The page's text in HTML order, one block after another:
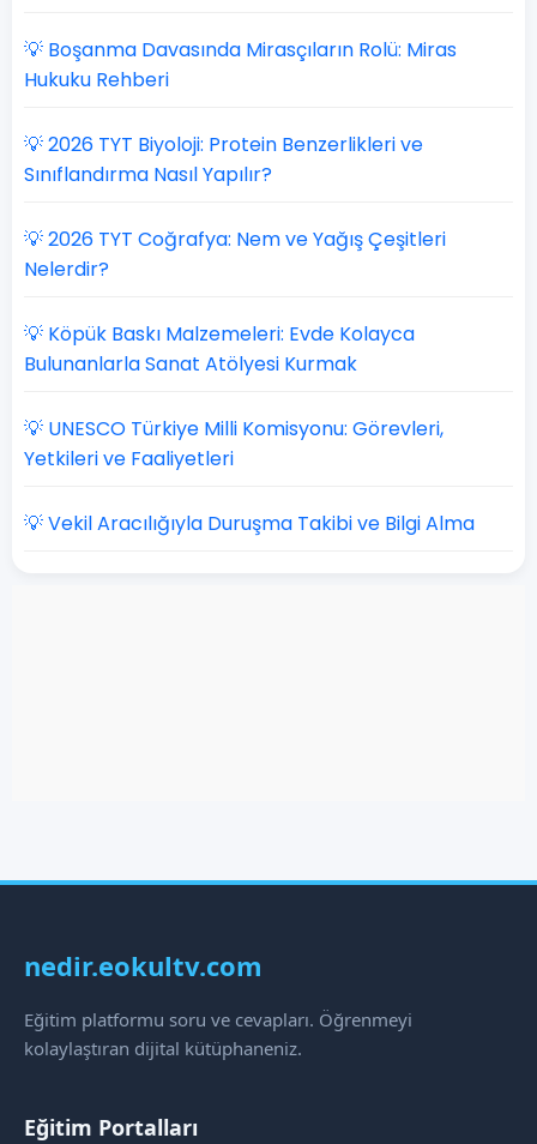
💡 Boşanma Davasında Mirasçıların Rolü: Miras
Hukuku Rehberi
💡 2026 TYT Biyoloji: Protein Benzerlikleri ve
Sınıflandırma Nasıl Yapılır?
💡 2026 TYT Coğrafya: Nem ve Yağış Çeşitleri
Nelerdir?
💡 Köpük Baskı Malzemeleri: Evde Kolayca
Bulunanlarla Sanat Atölyesi Kurmak
💡 UNESCO Türkiye Milli Komisyonu: Görevleri,
Yetkileri ve Faaliyetleri
💡 Vekil Aracılığıyla Duruşma Takibi ve Bilgi Alma
nedir.eokultv.com
Eğitim platformu soru ve cevapları. Öğrenmeyi
kolaylaştıran dijital kütüphaneniz.
Eğitim Portalları